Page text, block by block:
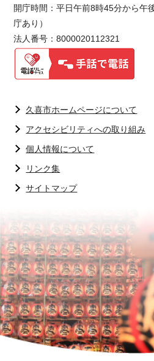
開庁時間：平日午前8時45分から午
庁あり）
法人番号：8000020112321
久喜市ホームページについて
アクセシビリティへの取り組み
個人情報について
リンク集
サイトマップ